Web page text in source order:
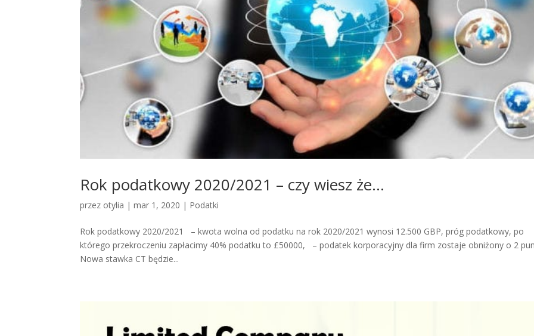
Rok podatkowy 2020/2021 – czy wiesz że…
przez otylia |mar 1, 2020 | Podatki
Rok podatkowy 2020/2021 – kwota wolna od podatku na rok 2020/2021 wynosi 12.500 GBP, próg podatkowy, po
którego przekroczeniu zapłacimy 40% podatku to £50000, – podatek korporacyjny dla firm zostaje obniżony o 2
Nowa stawka CT będzie...